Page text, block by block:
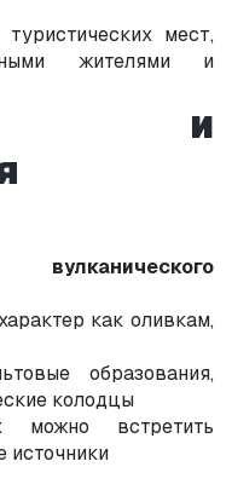
мест,
жителями и
и
вулканического
как оливкам,
образования,
колодцы
можно встретить
источники